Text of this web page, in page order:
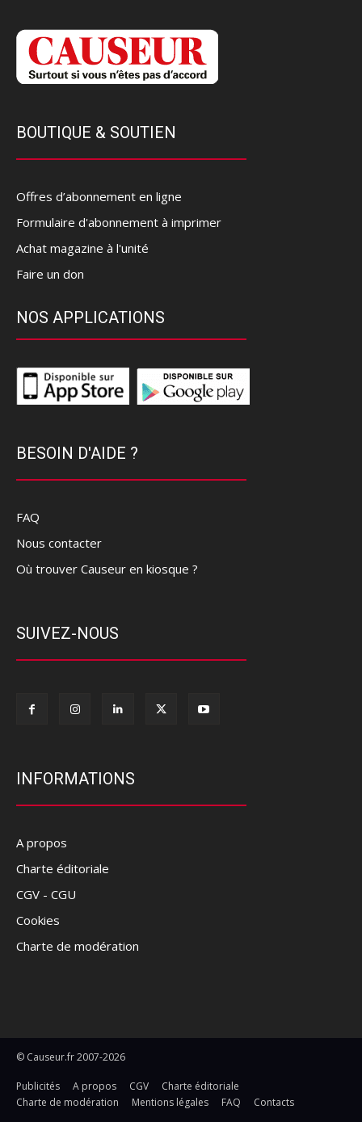
BOUTIQUE & SOUTIEN
Offres d’abonnement en ligne
Formulaire d'abonnement à imprimer
Achat magazine à l'unité
Faire un don
NOS APPLICATIONS
BESOIN D'AIDE ?
FAQ
Nous contacter
Où trouver Causeur en kiosque ?
SUIVEZ-NOUS
INFORMATIONS
A propos
Charte éditoriale
CGV - CGU
Cookies
Charte de modération
© Causeur.fr 2007-2026
Publicités A propos CGV
Charte éditoriale
Charte de modération
Mentions légales FAQ Contacts